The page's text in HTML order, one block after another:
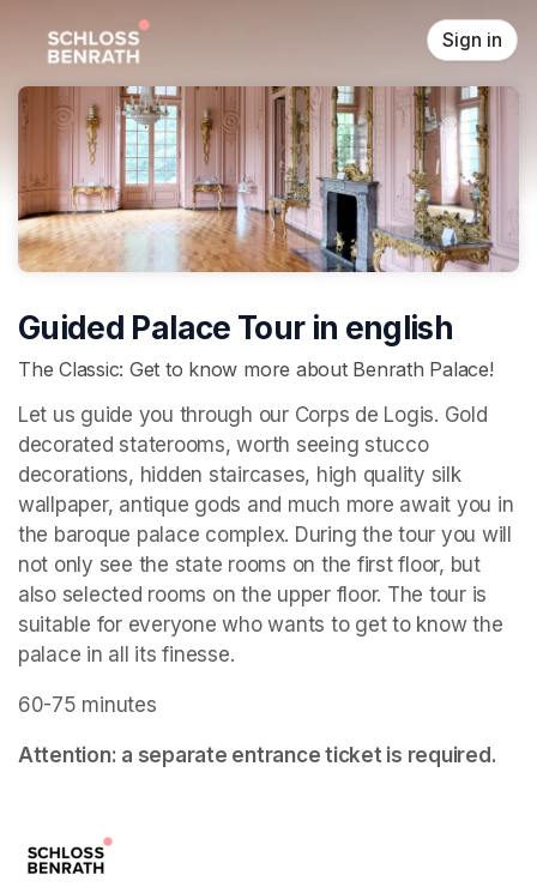
Sign in
Guided Palace Tour in english
The Classic: Get to know more about Benrath Palace!
Let us guide you through our Corps de Logis. Gold
decorated staterooms, worth seeing stucco
decorations, hidden staircases, high quality silk
wallpaper, antique gods and much more await you in
the baroque palace complex. During the tour you will
not only see the state rooms on the first floor, but
also selected rooms on the upper floor. The tour is
suitable for everyone who wants to get to know the
palace in all its finesse.
60-75 minutes
Attention: a separate entrance ticket is required.